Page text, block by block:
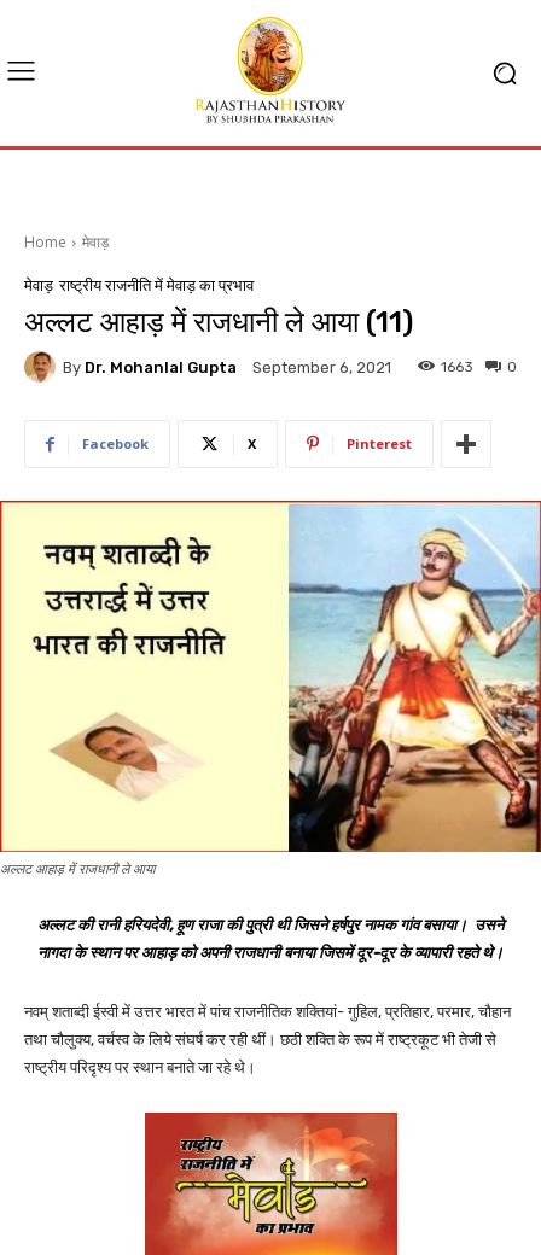
Home मेवाड़
मेवाड़ राष्ट्रीय राजनीति में मेवाड़ का प्रभाव
अल्लट आहाड़ में राजधानी ले आया (11)
By Dr. Mohanlal Gupta September 6, 2021 0
1663
Facebook X Pinterest
अल्लट आहाड़ में राजधानी ले आया
अल्लट की रानी हरियदेवी, हूण राजा की पुत्री थी जिसने हर्षपुर नामक गांव बसाया। उसने
नागदा के स्थान पर आहाड़ को अपनी राजधानी बनाया जिसमें दूर-दूर के व्यापारी रहते थे।
नवम् शताब्दी ईस्वी में उत्तर भारत में पांच राजनीतिक शक्तियां- गुहिल, प्रतिहार, परमार, चौहान
तथा चौलुक्य, वर्चस्व के लिये संघर्ष कर रही थीं। छठी शक्ति के रूप में राष्ट्रकूट भी तेजी से
राष्ट्रीय परिदृश्य पर स्थान बनाते जा रहे थे।